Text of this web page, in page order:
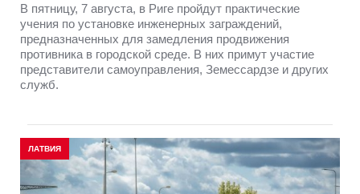
В пятницу, 7 августа, в Риге пройдут практические
учения по установке инженерных заграждений,
предназначенных для замедления продвижения
противника в городской среде. В них примут участие
представители самоуправления, Земессардзе и других
служб.
ЛАТВИЯ